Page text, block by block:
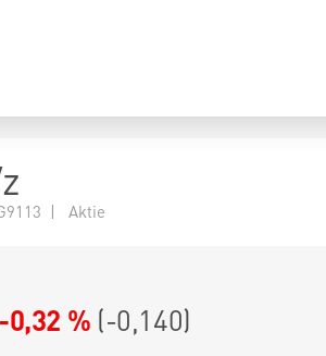
| Aktie
-0,32 % (-0,140)